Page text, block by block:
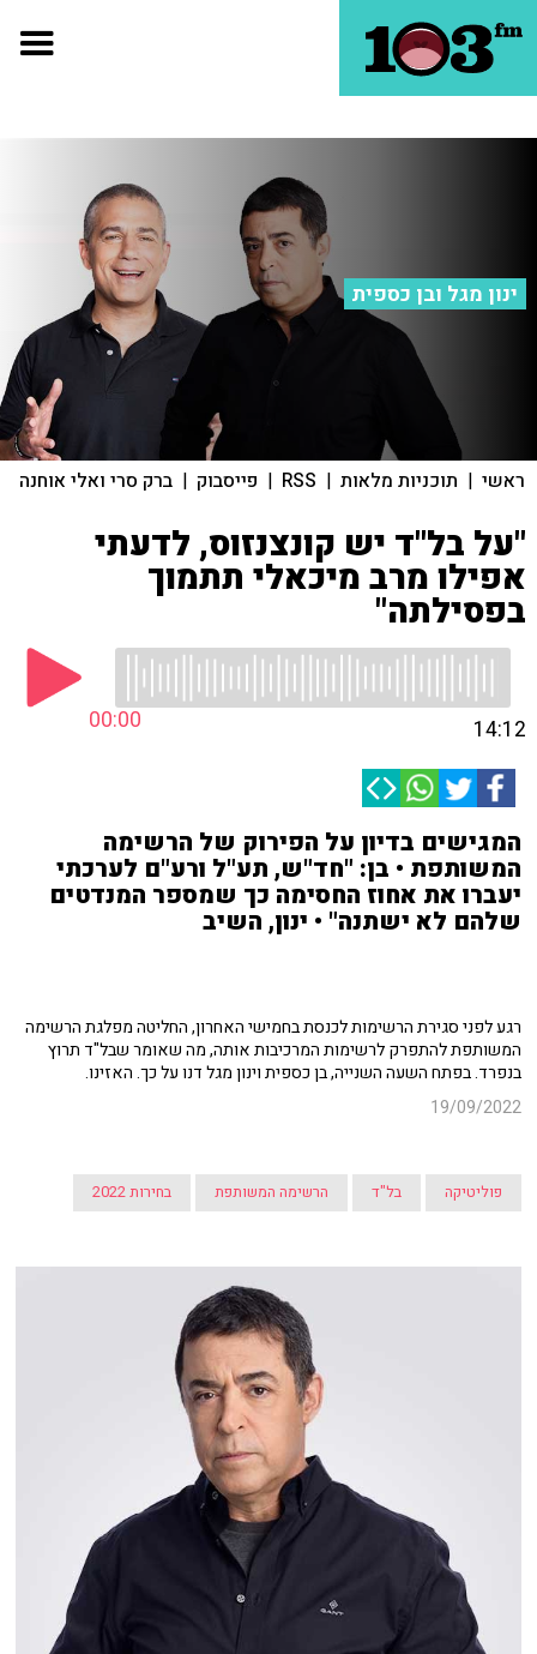
ינון מגל ובן כספית
ראשי | תוכניות מלאות |
RSS
| פייסבוק | ברק סרי ואלי אוחנה
"על בל"ד יש קונצנזוס, לדעתי
אפילו מרב מיכאלי תתמוך
בפסילתה"
00:00 14:12
המגישים בדיון על הפירוק של הרשימה
המשותפת • בן: "חד"ש, תע"ל ורע"ם לערכתי
יעברו את אחוז החסימה כך שמספר המנדטים
שלהם לא ישתנה" • ינון, השיב
רגע לפני סגירת הרשימות לכנסת בחמישי האחרון, החליטה מפלגת הרשימה
המשותפת להתפרק לרשימות המרכיבות אותה, מה שאומר שבל"ד תרוץ
בנפרד. בפתח השעה השנייה, בן כספית וינון מגל דנו על כך. האזינו.
19/09/2022
פוליטיקה בל"ד הרשימה המשותפת בחירות 2022